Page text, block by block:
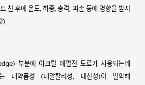
친 후에 온도, 하중, 충격, 파손 등에 영향을 받지
)
부분에 아크릴 에멀전 도료가 사용되는데
내약품성 (내알칼리성, 내산성)이 열악해